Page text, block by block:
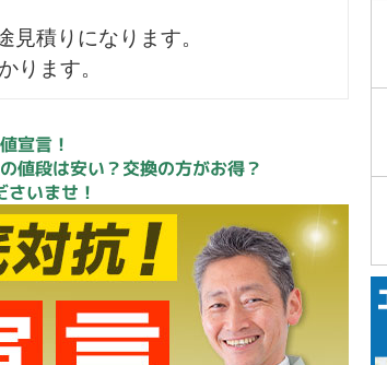
積りになります。
ます。
宣言！
値段は安い？交換の方がお得？
いませ！